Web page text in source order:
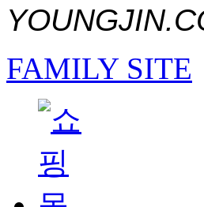
FAMILY SITE